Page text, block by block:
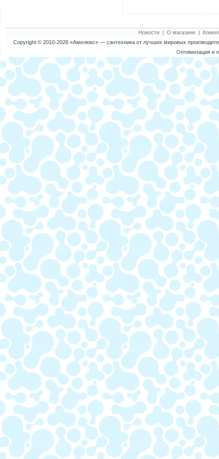
Новости| О магазине|
Copyright © 2010-2026 «Амелюкс»— сантехника от лучших мировых
Оптимизация и